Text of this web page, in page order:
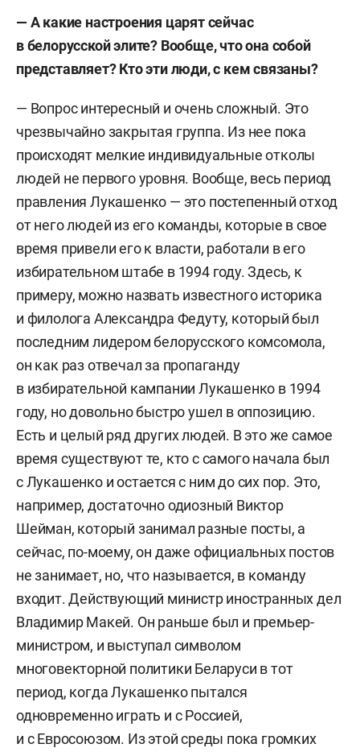
— А какие настроения царят сейчас
в белорусской элите? Вообще, что она собой
представляет? Кто эти люди, с кем связаны?
— Вопрос интересный и очень сложный. Это
чрезвычайно закрытая группа. Из нее пока
происходят мелкие индивидуальные отколы
людей не первого уровня. Вообще, весь период
правления Лукашенко — это постепенный отход
от него людей из его команды, которые в свое
время привели его к власти, работали в его
избирательном штабе в 1994 году. Здесь, к
примеру, можно назвать известного историка
и филолога Александра Федуту, который был
последним лидером белорусского комсомола,
он как раз отвечал за пропаганду
в избирательной кампании Лукашенко в 1994
году, но довольно быстро ушел в оппозицию.
Есть и целый ряд других людей. В это же самое
время существуют те, кто с самого начала был
с Лукашенко и остается с ним до сих пор. Это,
например, достаточно одиозный Виктор
Шейман, который занимал разные посты, а
сейчас, по-моему, он даже официальных постов
не занимает, но, что называется, в команду
входит. Действующий министр иностранных дел
Владимир Макей. Он раньше был и премьер-
министром, и выступал символом
многовекторной политики Беларуси в тот
период, когда Лукашенко пытался
одновременно играть и с Россией,
и с Евросоюзом. Из этой среды пока громких